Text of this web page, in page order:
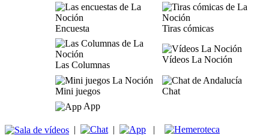
Encuesta Tiras cómicas
Las Columnas
Vídeos La Noción
Mini juegos
Chat
App
| | |